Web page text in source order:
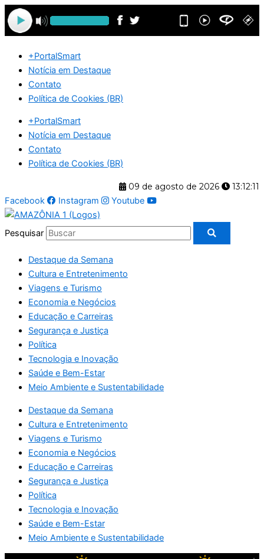
Ir
para
o
+PortalSmart
Notícia em Destaque
Contato
Política de Cookies (BR)
+PortalSmart
Notícia em Destaque
Contato
Política de Cookies (BR)
09 de agosto de 2026
13:12:12
Facebook
Instagram Youtube
Pesquisar
Destaque da Semana
Cultura e Entretenimento
Viagens e Turismo
Economia e Negócios
Educação e Carreiras
Segurança e Justiça
Política
Tecnologia e Inovação
Saúde e Bem-Estar
Meio Ambiente e Sustentabilidade
Destaque da Semana
Cultura e Entretenimento
Viagens e Turismo
Economia e Negócios
Educação e Carreiras
Segurança e Justiça
Política
Tecnologia e Inovação
Saúde e Bem-Estar
Meio Ambiente e Sustentabilidade